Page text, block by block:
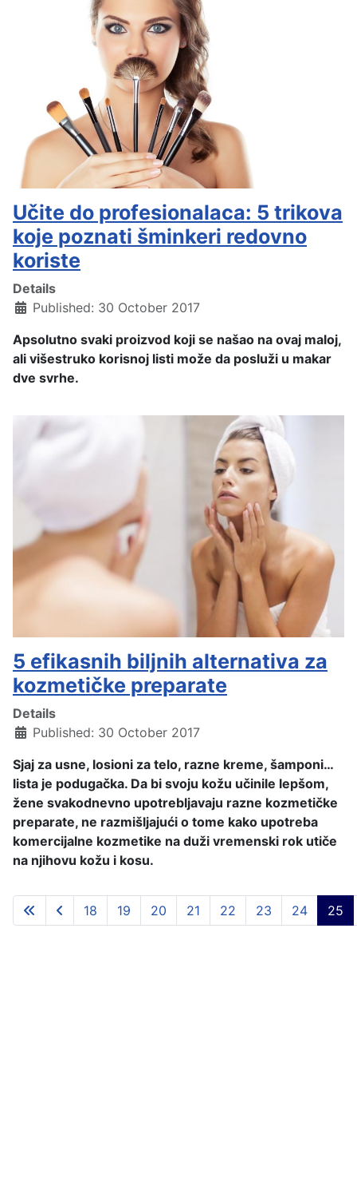
Učite do profesionalaca: 5 trikova
koje poznati šminkeri redovno
koriste
Details
Published: 30 October 2017
Apsolutno svaki proizvod koji se našao na ovaj maloj,
ali višestruko korisnoj listi može da posluži u makar
dve svrhe.
5 efikasnih biljnih alternativa za
kozmetičke preparate
Details
Published: 30 October 2017
Sjaj za usne, losioni za telo, razne kreme, šamponi…
lista je podugačka. Da bi svoju kožu učinile lepšom,
žene svakodnevno upotrebljavaju razne kozmetičke
preparate, ne razmišljajući o tome kako upotreba
komercijalne kozmetike na duži vremenski rok utiče
na njihovu kožu i kosu.
18 19 20 21 22 23 24 25